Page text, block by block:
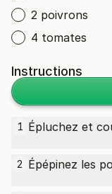
2 poivrons
4 tomates
Instructions
1 Épluchez et
2 Épépinez les